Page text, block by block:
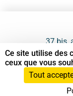
37 bis,
93190
06 61
Ce site utilise des
ceux que vous
Tout